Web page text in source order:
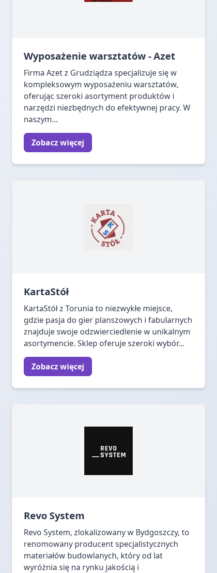
Wyposażenie warsztatów - Azet
Firma Azet z Grudziądza specjalizuje się w
kompleksowym wyposażeniu warsztatów,
oferując szeroki asortyment produktów i
narzędzi niezbędnych do efektywnej pracy. W
naszym...
Zobacz więcej
KartaStół
KartaStół z Torunia to niezwykłe miejsce,
gdzie pasja do gier planszowych i fabularnych
znajduje swoje odzwierciedlenie w unikalnym
asortymencie. Sklep oferuje szeroki wybór...
Zobacz więcej
Revo System
Revo System, zlokalizowany w Bydgoszczy, to
renomowany producent specjalistycznych
materiałów budowlanych, który od lat
wyróżnia się na rynku jakością i